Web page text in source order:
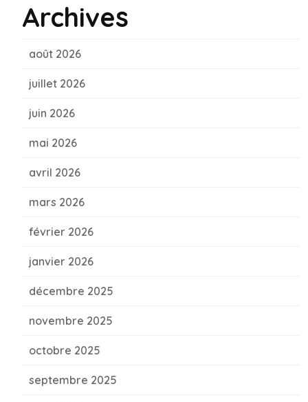
Archives
août 2026
juillet 2026
juin 2026
mai 2026
avril 2026
mars 2026
février 2026
janvier 2026
décembre 2025
novembre 2025
octobre 2025
septembre 2025